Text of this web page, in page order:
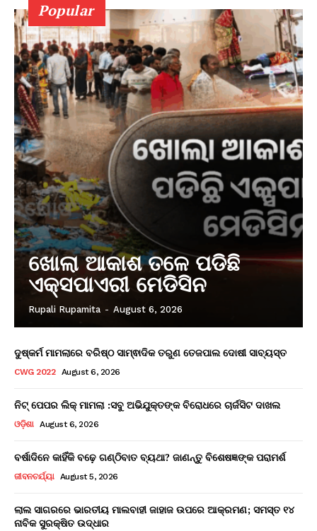
Popular
ଖୋଲା ଆକାଶ ତଳେ ପଡିଛି
ଏକ୍ସପାଏରୀ ମେଡିସିନ
Rupali Rupamita - August 6, 2026
ଦୁଷ୍କର୍ମ ମାମଲାରେ ବରିଷ୍ଠ ସାମ୍ଵାଦିକ ତରୁଣ ତେଜପାଲ ଦୋଷୀ ସାବ୍ୟସ୍ତ
CWG 2022 August 6, 2026
ନିଟ୍ ପେପର ଲିକ୍ ମାମଲା :ସବୁ ଅଭିଯୁକ୍ତଙ୍କ ବିରୋଧରେ ଚାର୍ଜସିଟ ଦାଖଲ
ଓଡ଼ିଶା August 6, 2026
ବର୍ଷାଦିନେ କାହିଁକି ବଢ଼େ ଗଣ୍ଠିବାତ ବ୍ୟଥା? ଜାଣନ୍ତୁ ବିଶେଷଜ୍ଞଙ୍କ ପରାମର୍ଶ
ଜୀବନଚର୍ଯ୍ୟା August 5, 2026
ଲାଲ ସାଗରରେ ଭାରତୀୟ ମାଲବାହୀ ଜାହାଜ ଉପରେ ଆକ୍ରମଣ; ସମସ୍ତ ୧୪
ନାବିକ ସୁରକ୍ଷିତ ଉଦ୍ଧାର